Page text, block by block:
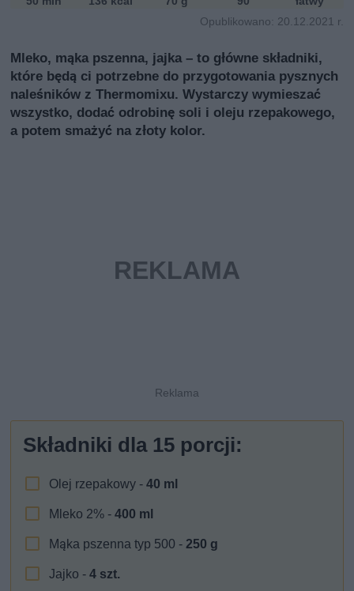
Opublikowano: 20.12.2021 r.
Mleko, mąka pszenna, jajka – to główne składniki,
które będą ci potrzebne do przygotowania pysznych
naleśników z Thermomixu. Wystarczy wymieszać
wszystko, dodać odrobinę soli i oleju rzepakowego,
a potem smażyć na złoty kolor.
Składniki dla 15 porcji:
Olej rzepakowy -40 ml
Mleko 2% -400 ml
Mąka pszenna typ 500 -250 g
Jajko -4 szt.